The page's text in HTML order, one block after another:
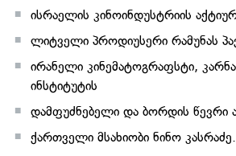
ისრაელის კინოინდუსტრიის
ლიტველი პროდიუსერი რამუნას
ირანელი კინემატოგრაფსტი,
ინსტიტუტის
დამფუძნებელი და ბორდის წევრი
ქართველი მსახიობი ნინო კასრაძე.